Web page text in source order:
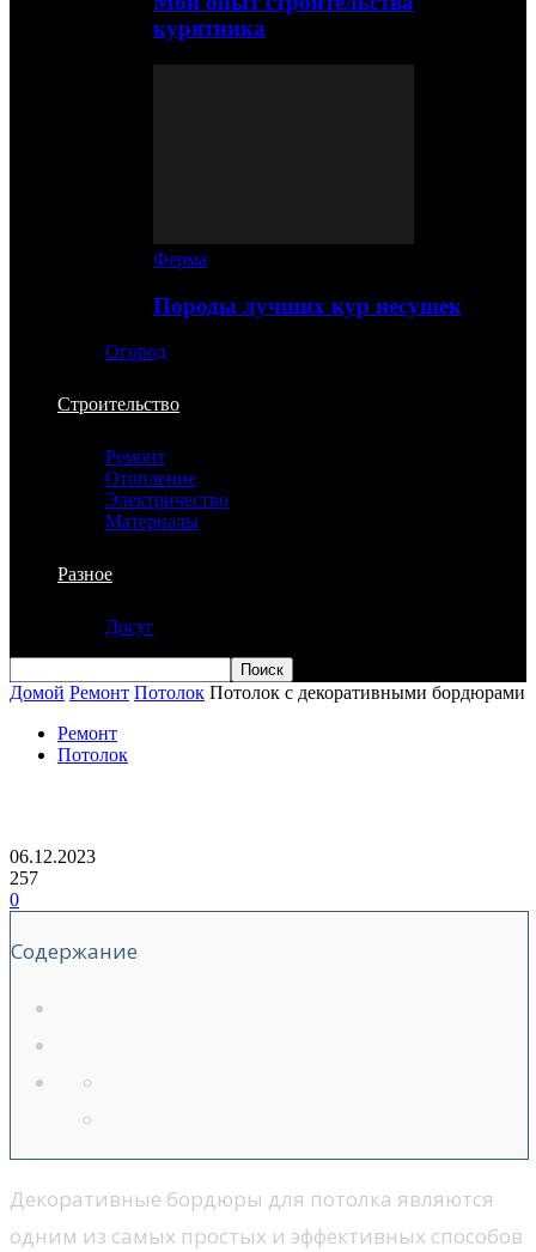
курятника
Ферма
Породы лучших кур несушек
Огород
Строительство
Ремонт
Отопление
Электричество
Материалы
Разное
Досуг
Домой Ремонт Потолок Потолок с декоративными бордюрами
Ремонт
Потолок
06.12.2023
257
0
Содержание
Декоративные бордюры для потолка являются
одним из самых простых и эффективных способов